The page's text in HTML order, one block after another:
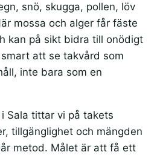
snö, skugga, pollen, löv
mossa och alger får fäste
kan på sikt bidra till onödigt
att se takvård som
inte bara som en
Sala tittar vi på takets
tillgänglighet och mängden
metod. Målet är att få ett